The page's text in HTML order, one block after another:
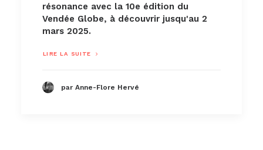
résonance avec la 10e édition du
Vendée Globe, à découvrir jusqu'au 2
mars 2025.
LIRE LA SUITE
par Anne-Flore Hervé